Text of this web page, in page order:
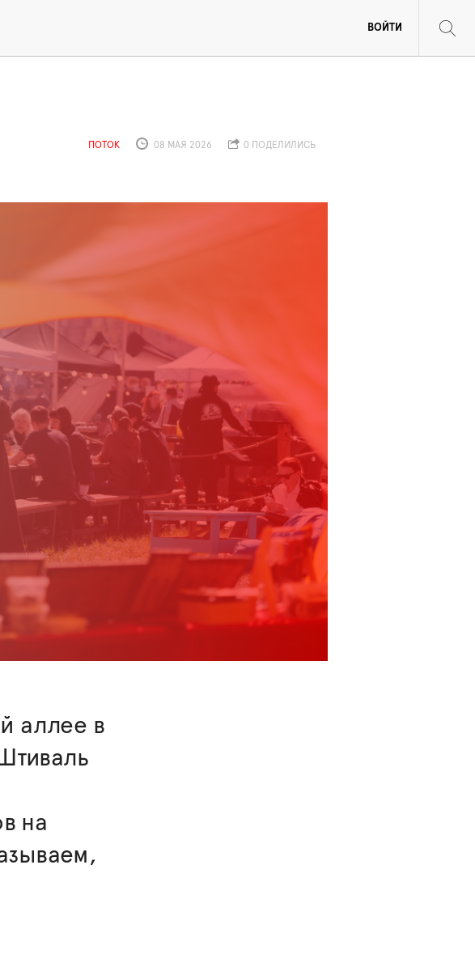
ВОЙТИ
ПОТОК 08 МАЯ 2026 0 ПОДЕЛИЛИСЬ
аллее в
на